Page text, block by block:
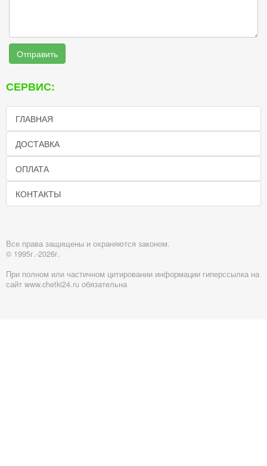
Отправить
СЕРВИС:
ГЛАВНАЯ
ДОСТАВКА
ОПЛАТА
КОНТАКТЫ
Все права защищены и охраняются законом.
© 1995г.-2026г.
При полном или частичном цитировании информации гиперссылка на
сайт www.chetki24.ru обязательна